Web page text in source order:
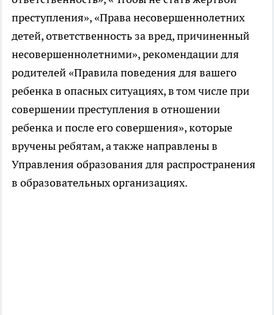
преступления», «Права несовершеннолетних
детей, ответственность за вред, причиненный
несовершеннолетними», рекомендации для
родителей «Правила поведения для вашего
ребенка в опасных ситуациях, в том числе при
совершении преступления в отношении
ребенка и после его совершения», которые
вручены ребятам, а также направлены в
Управления образования для распространения
в образовательных организациях.